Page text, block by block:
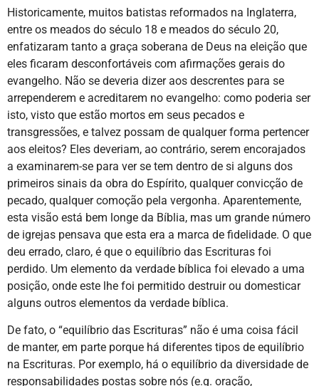
Historicamente, muitos batistas reformados na Inglaterra,
entre os meados do século 18 e meados do século 20,
enfatizaram tanto a graça soberana de Deus na eleição que
eles ficaram desconfortáveis com afirmações gerais do
evangelho. Não se deveria dizer aos descrentes para se
arrependerem e acreditarem no evangelho: como poderia ser
isto, visto que estão mortos em seus pecados e
transgressões, e talvez possam de qualquer forma pertencer
aos eleitos? Eles deveriam, ao contrário, serem encorajados
a examinarem-se para ver se tem dentro de si alguns dos
primeiros sinais da obra do Espírito, qualquer convicção de
pecado, qualquer comoção pela vergonha. Aparentemente,
esta visão está bem longe da Bíblia, mas um grande número
de igrejas pensava que esta era a marca de fidelidade. O que
deu errado, claro, é que o equilíbrio das Escrituras foi
perdido. Um elemento da verdade bíblica foi elevado a uma
posição, onde este lhe foi permitido destruir ou domesticar
alguns outros elementos da verdade bíblica.
De fato, o “equilíbrio das Escrituras” não é uma coisa fácil
de manter, em parte porque há diferentes tipos de equilíbrio
na Escrituras. Por exemplo, há o equilíbrio da diversidade de
responsabilidades postas sobre nós (e.g. oração,